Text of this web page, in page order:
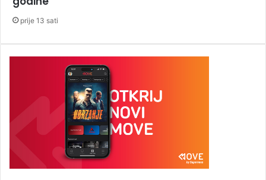
prije 13 sati